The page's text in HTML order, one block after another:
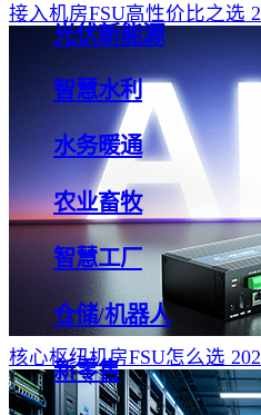
光伏新能源
智慧水利
水务暖通
农业畜牧
智慧工厂
仓储/机器人
新零售
接入机房FSU高性价比之选
核心枢纽机房FSU怎么选